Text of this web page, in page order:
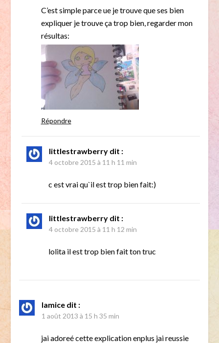
C’est simple parce ue je trouve que ses bien
expliquer je trouve ça trop bien, regarder mon
résultas:
Répondre
littlestrawberry dit :
4 octobre 2015 à 11 h 11 min
c est vrai qu`il est trop bien fait:)
littlestrawberry dit :
4 octobre 2015 à 11 h 12 min
lolita il est trop bien fait ton truc
lamice dit :
1 août 2013 à 15 h 35 min
jai adoreé cette explication enplus jai reussie